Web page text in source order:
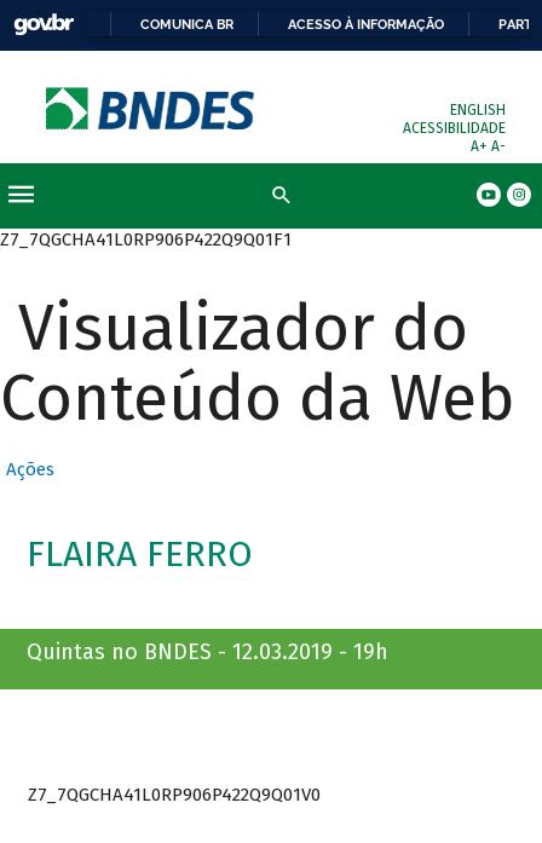
COMUNICA BR ACESSO À INFORMAÇÃO
ENGLISH
ACESSIBILIDADE
A+ A-
Z7_7QGCHA41L0RP906P422Q9Q01F1
Visualizador do
Conteúdo da Web
Ações
FLAIRA FERRO
Quintas no BNDES - 12.03.2019 - 19h
Z7_7QGCHA41L0RP906P422Q9Q01V0